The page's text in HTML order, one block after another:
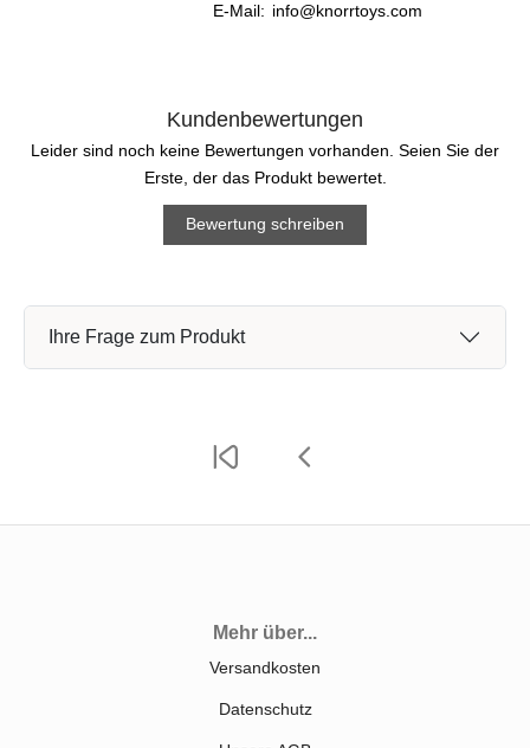
E-Mail: info@knorrtoys.com
Kundenbewertungen
Leider sind noch keine Bewertungen vorhanden. Seien Sie der
Erste, der das Produkt bewertet.
Bewertung schreiben
Ihre Frage zum Produkt
Mehr über...
Versandkosten
Datenschutz